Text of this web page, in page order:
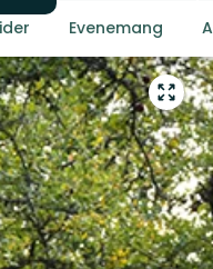
Evenemang
Gå
till